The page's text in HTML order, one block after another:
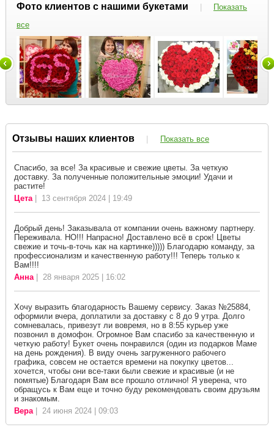
Фото клиентов с нашими букетами |
Показать
все
Отзывы наших клиентов | Показать все
Спасибо, за все! За красивые и свежие цветы. За четкую
доставку. За полученные положительные эмоции! Удачи и
растите!
Цета| 13 сентября 2024 | 19:49
Добрый день! Заказывала от компании очень важному партнеру.
Переживала. НО!!! Напрасно! Доставлено всё в срок! Цветы
свежие и точь-в-точь как на картинке))))) Благодарю команду, за
профессионализм и качественную работу!!! Теперь только к
Вам!!!!
Анна| 28 января 2025 | 16:02
Хочу выразить благодарность Вашему сервису. Заказ №25884,
оформили вчера, доплатили за доставку с 8 до 9 утра. Долго
сомневалась, привезут ли вовремя, но в 8:55 курьер уже
позвонил в домофон. Огромное Вам спасибо за качественную и
четкую работу! Букет очень понравился (один из подарков Маме
на день рождения). В виду очень загруженного рабочего
графика, совсем не остается времени на покупку цветов...
хочется, чтобы они все-таки были свежие и красивые (и не
помятые) Благодаря Вам все прошло отлично! Я уверена, что
обращусь к Вам еще и точно буду рекомендовать своим друзьям
и знакомым.
Вера| 24 июня 2024 | 09:03